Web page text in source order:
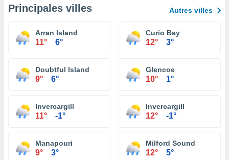
Principales villes Autres villes
Arran Island
11° 6°
Curio Bay
12° 3°
Doubtful Island
9° 6°
Glencoe
10° 1°
Invercargill
11° -1°
Invercargill
12° -1°
Manapouri
9° 3°
Milford Sound
12° 5°